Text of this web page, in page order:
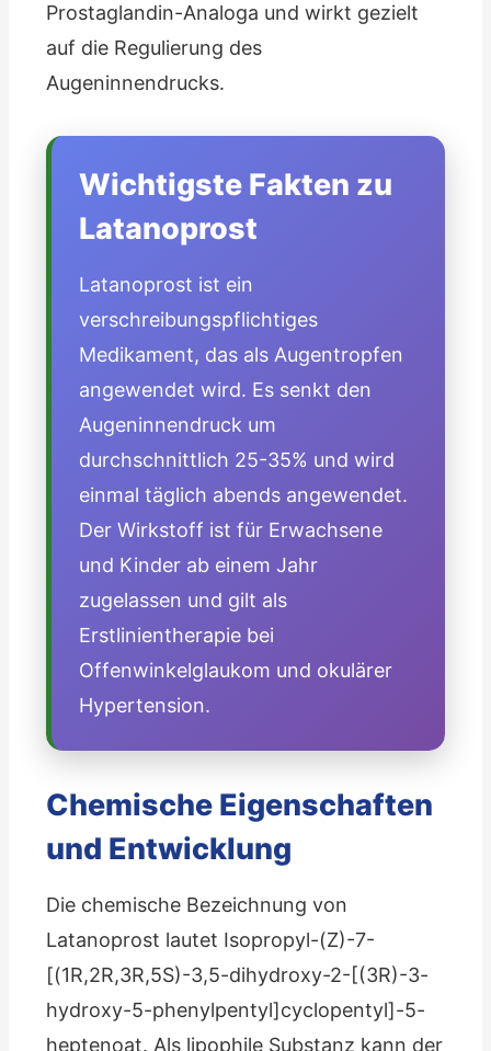
Prostaglandin-Analoga und wirkt gezielt
auf die Regulierung des
Augeninnendrucks.
Wichtigste Fakten zu
Latanoprost
Latanoprost ist ein
verschreibungspflichtiges
Medikament, das als Augentropfen
angewendet wird. Es senkt den
Augeninnendruck um
durchschnittlich 25-35% und wird
einmal täglich abends angewendet.
Der Wirkstoff ist für Erwachsene
und Kinder ab einem Jahr
zugelassen und gilt als
Erstlinientherapie bei
Offenwinkelglaukom und okulärer
Hypertension.
Chemische Eigenschaften
und Entwicklung
Die chemische Bezeichnung von
Latanoprost lautet Isopropyl-(Z)-7-
[(1R,2R,3R,5S)-3,5-dihydroxy-2-[(3R)-3-
hydroxy-5-phenylpentyl]cyclopentyl]-5-
heptenoat. Als lipophile Substanz kann der